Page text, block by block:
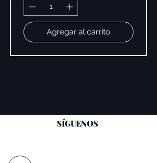
Agregar al carrito
SÍGUENOS